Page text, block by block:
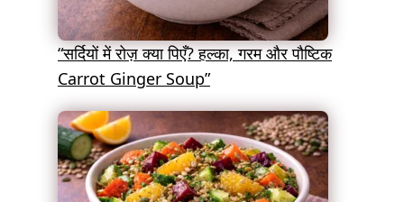
“सर्दियों में रोज़ क्या पिएँ? हल्का, गरम और पौष्टिक
Carrot Ginger Soup”